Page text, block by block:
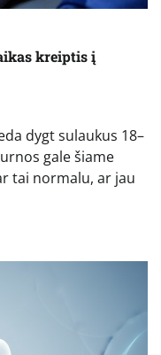
kreiptis į
dygt sulaukus 18–
gale šiame
tai normalu, ar jau